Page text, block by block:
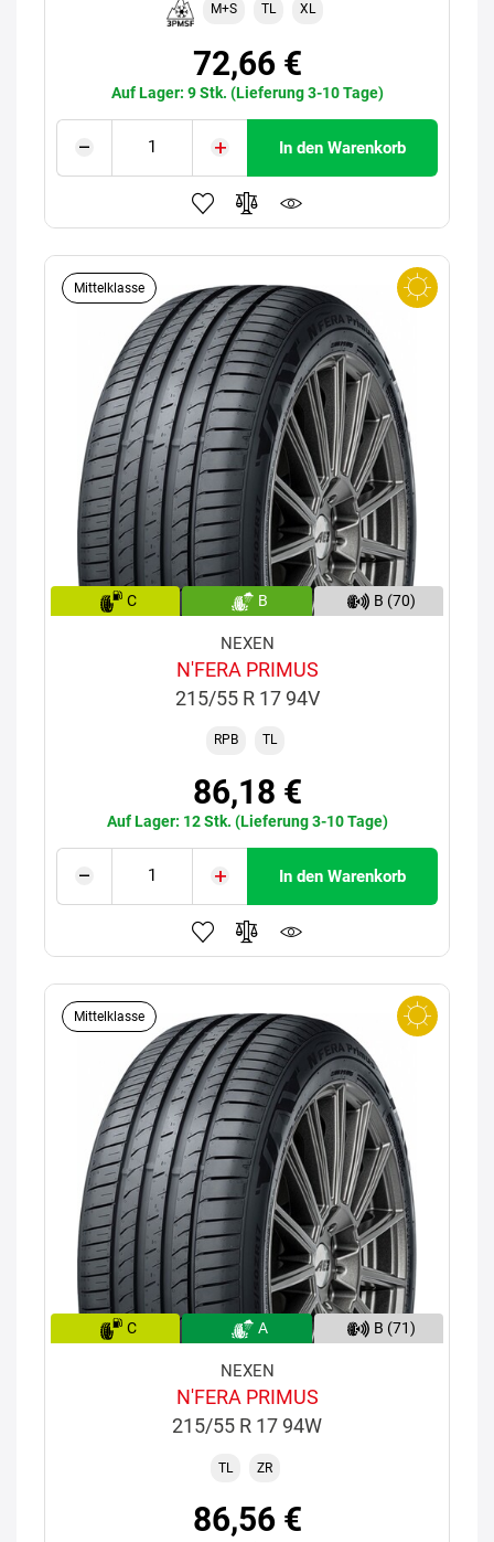
M+S TL XL
72,66 €
Auf Lager: 9 Stk. (Lieferung 3-10 Tage)
In den Warenkorb
Mittelklasse
C B B (70)
NEXEN
N'FERA PRIMUS
215/55 R 17 94V
RPB TL
86,18 €
Auf Lager: 12 Stk. (Lieferung 3-10 Tage)
In den Warenkorb
Mittelklasse
C A B (71)
NEXEN
N'FERA PRIMUS
215/55 R 17 94W
TL ZR
86,56 €